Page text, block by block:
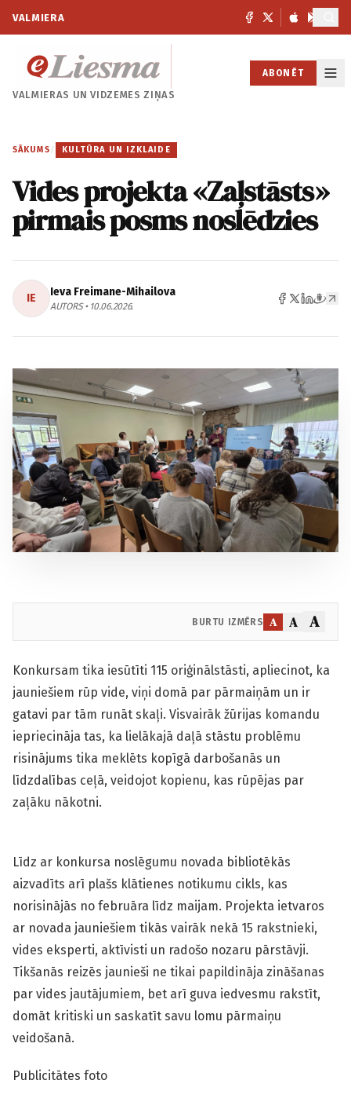
VALMIERA
VALMIERAS UNVIDZEMES ZIŅAS
ABONĒT
SĀKUMS / KULTŪRA UN IZKLAIDE
Vides projekta «Zaļstāsts»
pirmais posms noslēdzies
IE Ieva Freimane-Mihailova
AUTORS • 10.06.2026.
BURTU IZMĒRS A A A
Konkursam tika iesūtīti 115 oriģinālstāsti, apliecinot, ka
jauniešiem rūp vide, viņi domā par pārmaiņām un ir
gatavi par tām runāt skaļi. Visvairāk žūrijas komandu
iepriecināja tas, ka lielākajā daļā stāstu problēmu
risinājums tika meklēts kopīgā darbošanās un
līdzdalības ceļā, veidojot kopienu, kas rūpējas par
zaļāku nākotni.
Līdz ar konkursa noslēgumu novada bibliotēkās
aizvadīts arī plašs klātienes notikumu cikls, kas
norisinājās no februāra līdz maijam. Projekta ietvaros
ar novada jauniešiem tikās vairāk nekā 15 rakstnieki,
vides eksperti, aktīvisti un radošo nozaru pārstāvji.
Tikšanās reizēs jaunieši ne tikai papildināja zināšanas
par vides jautājumiem, bet arī guva iedvesmu rakstīt,
domāt kritiski un saskatīt savu lomu pārmaiņu
veidošanā.
Publicitātes foto